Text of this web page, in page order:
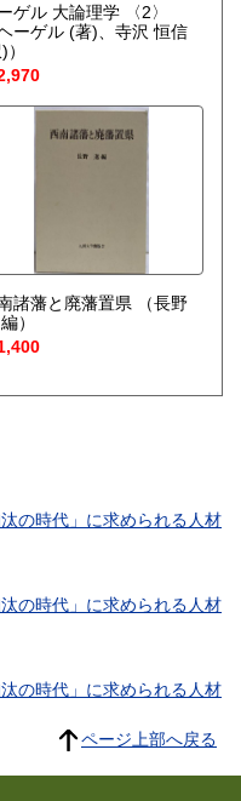
ゲル 大論理学 〈2〉
ヘーゲル (著)、寺沢 恒信
諸藩と廃藩置県
（長野
）
の時代」に求められる人材
の時代」に求められる人材
の時代」に求められる人材
ページ上部へ戻る